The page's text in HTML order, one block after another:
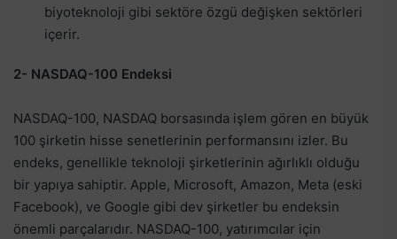
biyoteknoloji gibi sektöre özgü değişken sektörleri
içerir.
2- NASDAQ-100 Endeksi
NASDAQ-100, NASDAQ borsasında işlem gören en büyük
100 şirketin hisse senetlerinin performansını izler. Bu
endeks, genellikle teknoloji şirketlerinin ağırlıklı olduğu
bir yapıya sahiptir. Apple, Microsoft, Amazon, Meta (eski
Facebook), ve Google gibi dev şirketler bu endeksin
önemli parçalarıdır. NASDAQ-100, yatırımcılar için